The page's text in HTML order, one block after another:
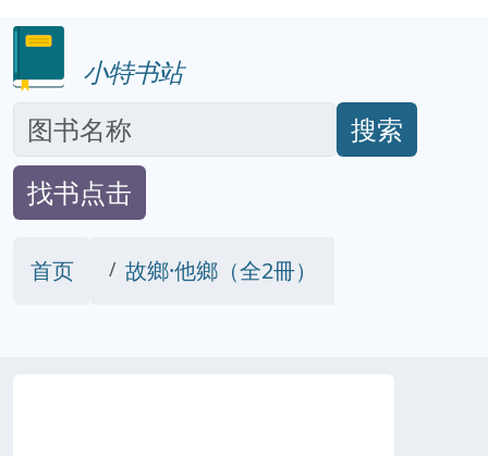
小特书站
搜索
找书点击
首页 故鄉·他鄉（全2冊）